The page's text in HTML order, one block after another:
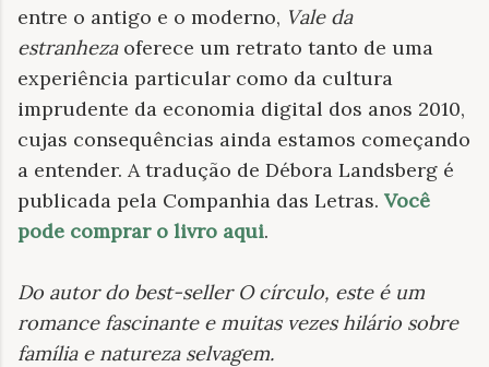
entre o antigo e o moderno, Vale da
estranhezaoferece um retrato tanto de uma
experiência particular como da cultura
imprudente da economia digital dos anos 2010,
cujas consequências ainda estamos começando
a entender. A tradução de Débora Landsberg é
publicada pela Companhia das Letras. Você
pode comprar o livro aqui.
Do autor do best-seller O círculo, este é um
romance fascinante e muitas vezes hilário sobre
família e natureza selvagem.